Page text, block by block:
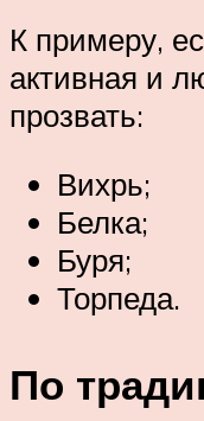
К примеру,
активная и
прозвать:
Вихрь;
Белка;
Буря;
Торпеда.
По